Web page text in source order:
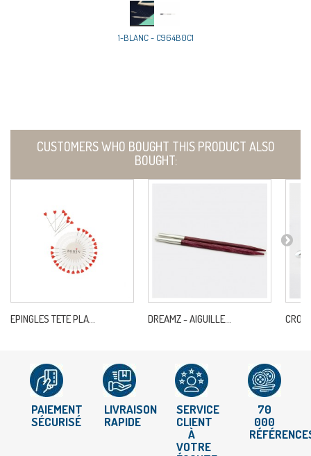
1-BLANC - C964B0C1
CUSTOMERS WHO BOUGHT THIS PRODUCT ALSO
BOUGHT:
EPINGLES TETE PLA... DREAMZ - AIGUILLE...
PAIEMENT
SÉCURISÉ
LIVRAISON
RAPIDE
SERVICE
CLIENT
À
VOTRE
70
000